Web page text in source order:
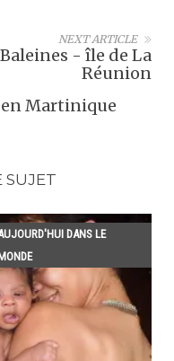
NEXT ARTICLE
- île de La
Réunion
en Martinique
SUJET
DANS LE
MONDE